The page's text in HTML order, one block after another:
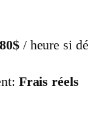
$/ heure si
Frais réels